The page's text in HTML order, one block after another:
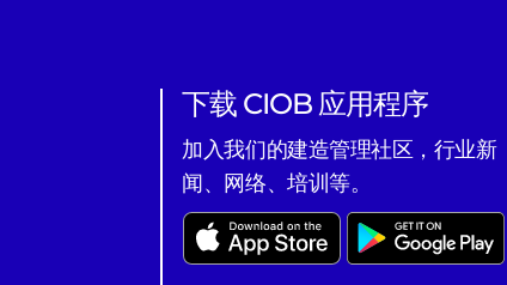
下载 CIOB 应用程序
加入我们的建造管理社区，行业新
闻、网络、培训等。